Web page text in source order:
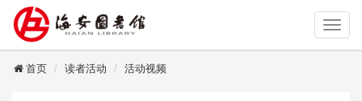
读者登录
首页 读者活动 活动视频